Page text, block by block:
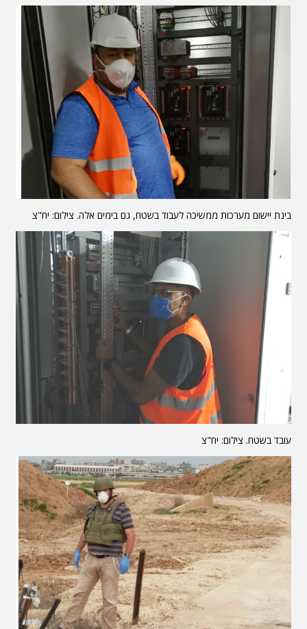
בינת יישום מערכות ממשיכה לעבוד בשטח, גם בימים אלה. צילום: יח"צ
עובד בשטח. צילום: יח"צ